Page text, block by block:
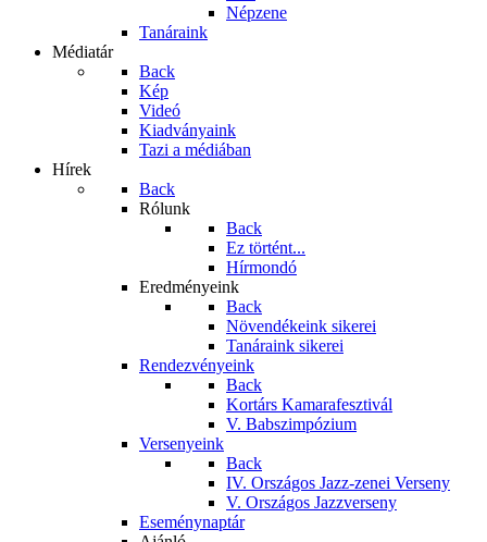
Népzene
Tanáraink
Médiatár
Back
Kép
Videó
Kiadványaink
Tazi a médiában
Hírek
Back
Rólunk
Back
Ez történt...
Hírmondó
Eredményeink
Back
Növendékeink sikerei
Tanáraink sikerei
Rendezvényeink
Back
Kortárs Kamarafesztivál
V. Babszimpózium
Versenyeink
Back
IV. Országos Jazz-zenei Verseny
V. Országos Jazzverseny
Eseménynaptár